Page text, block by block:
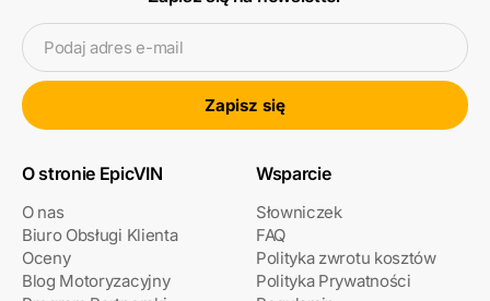
Podaj adres e-mail
Zapisz się
O stronie EpicVIN
O nas
Biuro Obsługi Klienta
Oceny
Blog Motoryzacyjny
Wsparcie
Słowniczek
FAQ
Polityka zwrotu kosztów
Polityka Prywatności